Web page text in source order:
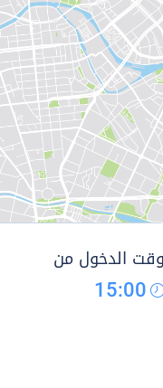
وقت الدخول من
15:00